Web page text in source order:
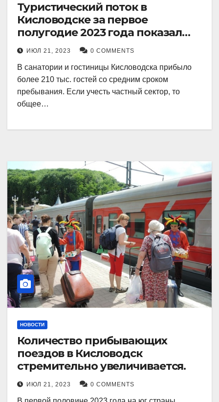
Туристический поток в
Кисловодске за первое
полугодие 2023 года показал
рекордный рост в 21 процент.
ИЮЛ 21, 2023 0 COMMENTS
В санатории и гостиницы Кисловодска прибыло
более 210 тыс. гостей со средним сроком
пребывания. Если учесть частный сектор, то
общее…
НОВОСТИ
Количество прибывающих
поездов в Кисловодск
стремительно увеличивается.
ИЮЛ 21, 2023 0 COMMENTS